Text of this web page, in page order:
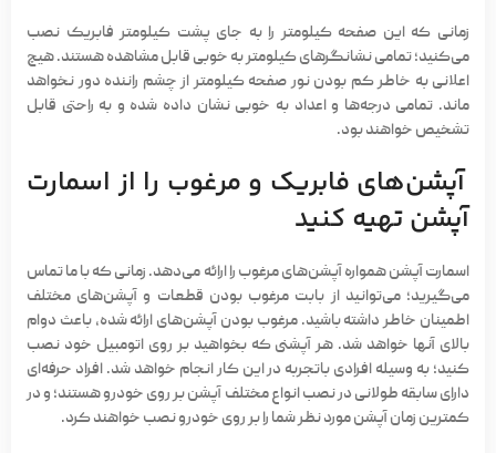
زمانی که این صفحه کیلومتررا به جای پشت کیلومتر فابریک نصب
می‌کنید؛ تمامی نشانگرهای کیلومتر به خوبی قابل مشاهده هستند. هیچ
اعلانی به خاطر کم بودن نور صفحه کیلومتر از چشم راننده دور نخواهد
ماند. تمامی درجه‌ها و اعداد به خوبی نشان داده شده و به راحتی قابل
تشخیص خواهند بود.
آپشن‌های فابریک و مرغوب را از اسمارت
آپشن تهیه کنید
اسمارت آپشن همواره آپشن‌های مرغوب را ارائه می‌دهد. زمانی که با ما تماس
می‌گیرید؛ می‌توانید از بابت مرغوب بودن قطعات و آپشن‌های مختلف
اطمینان خاطر داشته باشید. مرغوب بودن آپشن‌های ارائه شده، باعث دوام
بالای آنها خواهد شد. هر آپشنی که بخواهید بر روی اتومبیل خود نصب
کنید؛ به وسیله افرادی باتجربه در این کار انجام خواهد شد. افراد حرفه‌ای
دارای سابقه طولانی در نصب انواع مختلف آپشن بر روی خودرو هستند؛ و در
کمترین زمان آپشن مورد نظر شما را بر روی خودرو نصب خواهند کرد.